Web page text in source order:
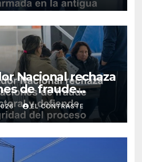
Nacional rechaza
de fraude
defiende
del proceso
EL CONTRASTE